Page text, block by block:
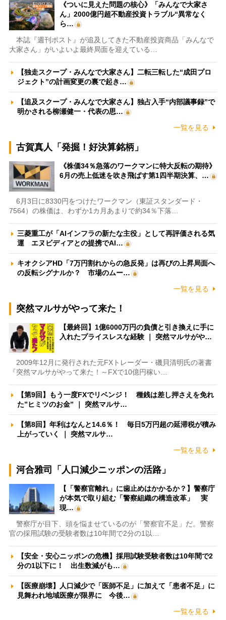
《ついに見えた問題の核心》「みんなで大家さ
ん」2000億円超不動産投資トラブル“異常なく
ら…
本誌『週刊ポスト』が追及してきた不動産投資商品「みんなで
大家さん」がいよいよ最終局面を迎えている…
【独走スクープ・みんなで大家さん】二転三転した“成田プロ
ジェクト”の計画変更の裏で起き…
【追及スクープ・みんなで大家さん】独占入手“内部議事録”で
明かされる柳瀬健一・代表の思…
一覧を見る
古賀真人「発掘！好決算銘柄」
《株価34％急落のワークマンに特大反転の期待》
6月の売上低迷を吹き飛ばす第1四半期決算、…
6月3日に8330円をつけたワークマン（東証スタンダード・
7564）の株価は、わずか1カ月あまりで約34％下落…
三菱重工が「AIインフラの新たな主役」として再評価される気
運 エヌビディアとの提携でAI…
キオクシアHD「7万円割れからの急反発」は再びの上昇局面へ
の反転シグナルか？ 市場のムー…
一覧を見る
突然マルサがやって来た！
【最終回】1億6000万円の負債と引き換えに手に
入れたプライスレスな経験 ｜ 突然マルサがや…
2009年12月に発行された元FXトレーダー・磯貝清明氏の著書
『突然マルサがやって来た！～FXで10億円稼い…
【第9回】もう一度FXでリベンジ！ 種銭は差し押さえを免れ
た”ヒミツのお金” ｜ 突然マルサ…
【第8回】年利はなんと14.6％！ 毎日5万円超の延滞税が積み
上がっていく ｜ 突然マルサ…
一覧を見る
河合雅司「人口減少ニッポンの活路」
【「警察官離れ」に歯止めはかかるか？】警察庁
が本気で取り組む「警察組織の構造改革」 実
現…
警察庁が目下、頭を悩ませているのが「警察官不足」だ。警察
官の採用試験の受験者数は10年間で2分の1以…
【安全・安心ニッポンの危機】採用試験受験者数は10年間で2
分の1以下に！ 出生数減がも…
【医療崩壊】人口減少で「医師不足」に加えて「患者不足」に
見舞われ地域医療が限界に 今後…
一覧を見る